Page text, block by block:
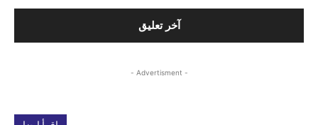
- Advertisment -